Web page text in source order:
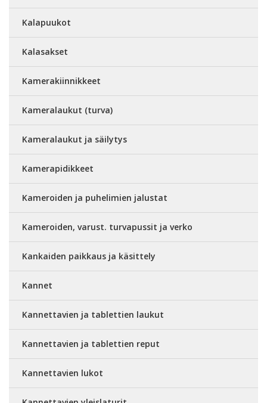
Kalapuukot
Kalasakset
Kamerakiinnikkeet
Kameralaukut (turva)
Kameralaukut ja säilytys
Kamerapidikkeet
Kameroiden ja puhelimien jalustat
Kameroiden, varust. turvapussit ja verko
Kankaiden paikkaus ja käsittely
Kannet
Kannettavien ja tablettien laukut
Kannettavien ja tablettien reput
Kannettavien lukot